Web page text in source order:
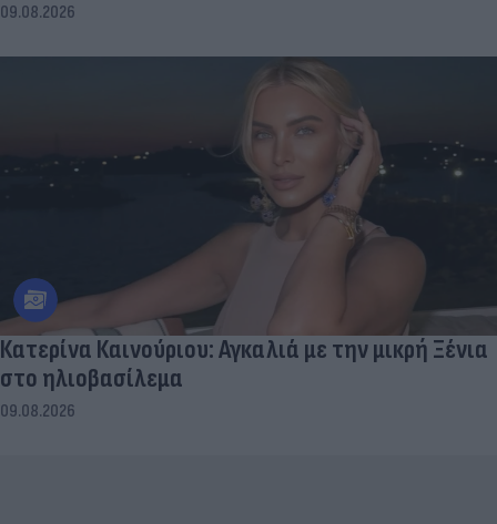
09.08.2026
Κατερίνα Καινούριου: Αγκαλιά με την μικρή Ξένια
στο ηλιοβασίλεμα
09.08.2026